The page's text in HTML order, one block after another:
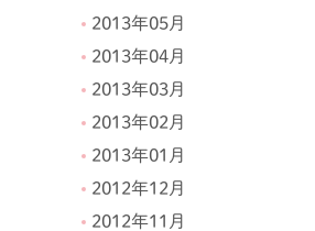
2013年05月
2013年04月
2013年03月
2013年02月
2013年01月
2012年12月
2012年11月